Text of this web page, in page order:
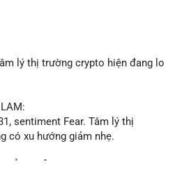
hỗ trợ nhanh nhất!
lý thị trường crypto hiện đang lo
sentiment Fear. Tâm lý thị
có xu hướng giảm nhẹ.